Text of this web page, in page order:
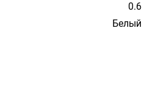
0.6
Белый